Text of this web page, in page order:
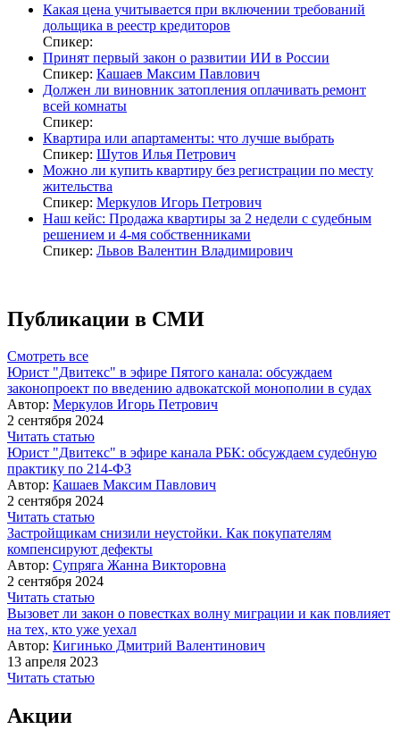
Какая цена учитывается при включении требований
дольщика в реестр кредиторов
Спикер:
Принят первый закон о развитии ИИ в России
Спикер: Кашаев Максим Павлович
Должен ли виновник затопления оплачивать ремонт
всей комнаты
Спикер:
Квартира или апартаменты: что лучше выбрать
Спикер: Шутов Илья Петрович
Можно ли купить квартиру без регистрации по месту
жительства
Спикер: Меркулов Игорь Петрович
Наш кейс: Продажа квартиры за 2 недели с судебным
решением и 4-мя собственниками
Спикер: Львов Валентин Владимирович
Публикации в СМИ
Смотреть все
Юрист "Двитекс" в эфире Пятого канала: обсуждаем
законопроект по введению адвокатской монополии в судах
Автор: Меркулов Игорь Петрович
2 сентября 2024
Читать статью
Юрист "Двитекс" в эфире канала РБК: обсуждаем судебную
практику по 214-ФЗ
Автор: Кашаев Максим Павлович
2 сентября 2024
Читать статью
Застройщикам снизили неустойки. Как покупателям
компенсируют дефекты
Автор: Супряга Жанна Викторовна
2 сентября 2024
Читать статью
Вызовет ли закон о повестках волну миграции и как повлияет
на тех, кто уже уехал
Автор: Кигинько Дмитрий Валентинович
13 апреля 2023
Читать статью
Акции